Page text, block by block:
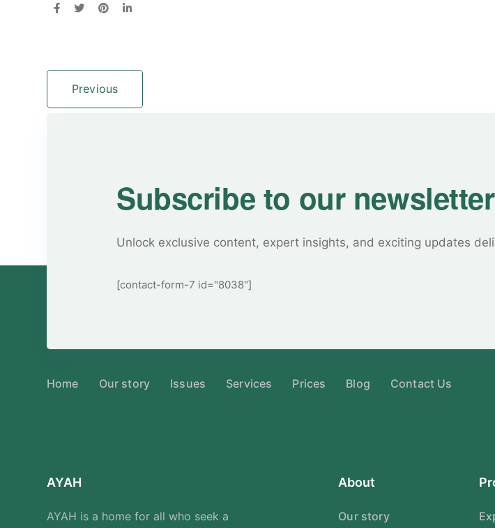
Previous
Subscribe to our newsletter
Unlock exclusive content, expert insights, and exciting updates
[contact-form-7 id="8038"]
Home Our story Issues Services Prices Blog Contact Us
AYAH
AYAH is a home for all who seek a
About
Our story